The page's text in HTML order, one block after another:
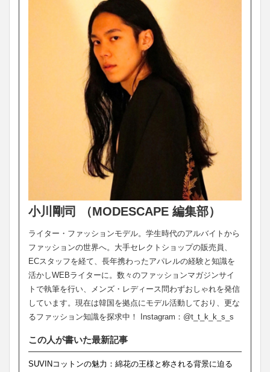
小川剛司 （MODESCAPE 編集部）
ライター・ファッションモデル。学生時代のアルバイトから
ファッションの世界へ。大手セレクトショップの販売員、
ECスタッフを経て、長年携わったアパレルの経験と知識を
活かしWEBライターに。数々のファッションマガジンサイ
トで執筆を行い、メンズ・レディース問わずおしゃれを発信
しています。現在は韓国を拠点にモデル活動しており、更な
るファッション知識を探求中！ Instagram：@t_t_k_k_s_s
この人が書いた最新記事
SUVINコットンの魅力：綿花の王様と称される背景に迫る